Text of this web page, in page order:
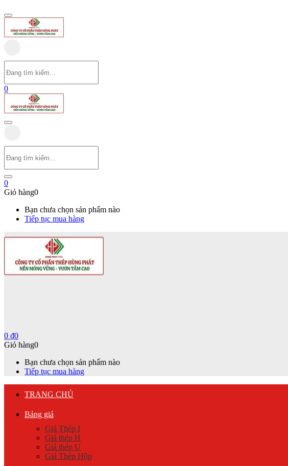
0
0
Giỏ hàng0
Bạn chưa chọn sản phẩm nào
Tiếp tục mua hàng
0 ₫0
Giỏ hàng0
Bạn chưa chọn sản phẩm nào
Tiếp tục mua hàng
TRANG CHỦ
Bảng giá
Giá Thép I
Giá thép H
Giá thép U
Giá Thép Hộp